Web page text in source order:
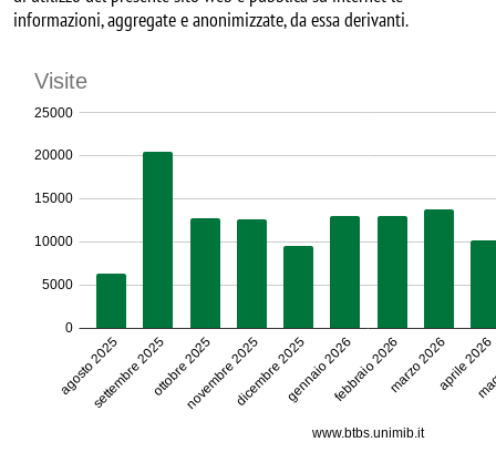
informazioni, aggregate e anonimizzate, da essa derivanti.